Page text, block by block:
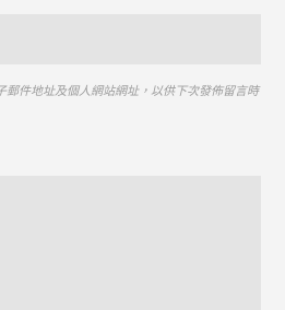
郵件地址及個人網站網址，以供下次發佈留言時